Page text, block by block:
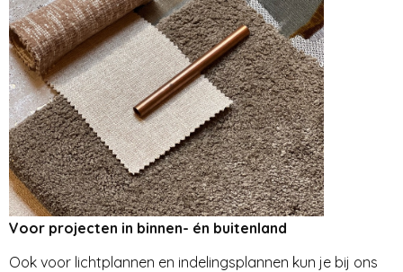
Voor projecten in binnen- én buitenland
Ook voor lichtplannen en indelingsplannen kun je bij ons